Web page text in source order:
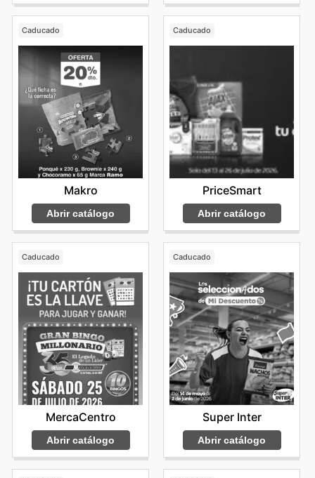
Caducado
Makro
Abrir catálogo
Caducado
PriceSmart
Abrir catálogo
Caducado
MercaCentro
Abrir catálogo
Caducado
Super Inter
Abrir catálogo